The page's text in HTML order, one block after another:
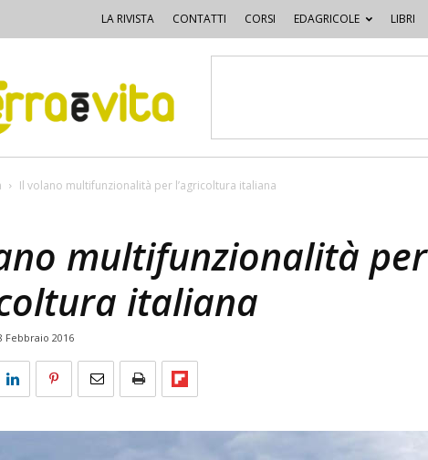
LA RIVISTA CONTATTI CORSI EDAGRICOLE LIBRI
Il volano multifunzionalità per l’agricoltura italiana
multifunzionalità per
italiana
Febbraio 2016